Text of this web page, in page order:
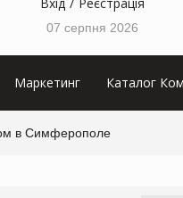
07 серпня 2026
Маркетинг Каталог
в Симферополе